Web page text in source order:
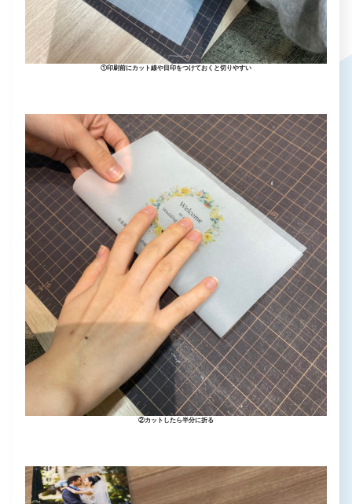
①印刷前にカット線や目印をつけておくと切りやすい
②カットしたら半分に折る